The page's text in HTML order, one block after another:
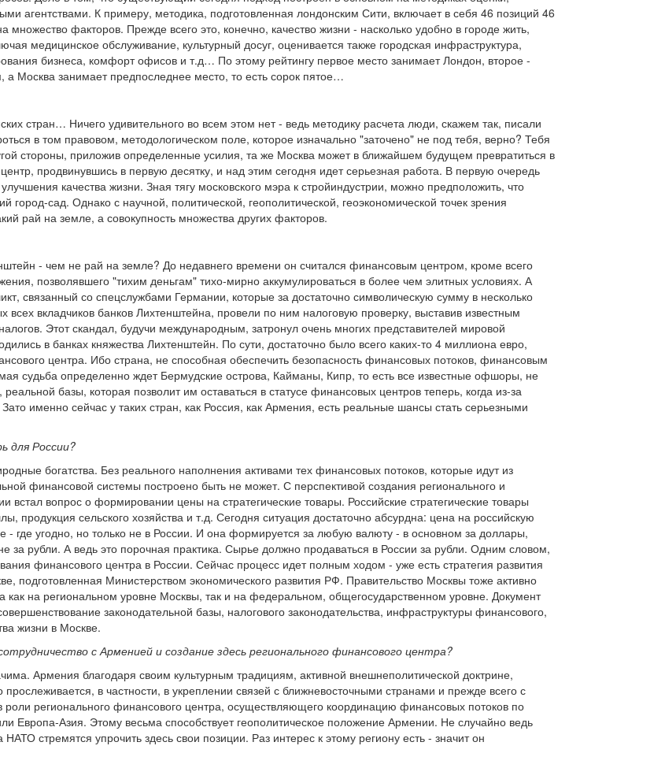
агентствами. К примеру, методика, подготовленная лондонским Сити, включает в себя 46 позиций 46
множество факторов. Прежде всего это, конечно, качество жизни - насколько удобно в городе жить,
медицинское обслуживание, культурный досуг, оценивается также городская инфраструктура,
бизнеса, комфорт офисов и т.д… По этому рейтингу первое место занимает Лондон, второе -
Москва занимает предпоследнее место, то есть сорок пятое…
стран… Ничего удивительного во всем этом нет - ведь методику расчета люди, скажем так, писали
в том правовом, методологическом поле, которое изначально "заточено" не под тебя, верно? Тебя
стороны, приложив определенные усилия, та же Москва может в ближайшем будущем превратиться в
продвинувшись в первую десятку, и над этим сегодня идет серьезная работа. В первую очередь
качества жизни. Зная тягу московского мэра к стройиндустрии, можно предположить, что
город-сад. Однако с научной, политической, геополитической, геоэкономической точек зрения
рай на земле, а совокупность множества других факторов.
- чем не рай на земле? До недавнего времени он считался финансовым центром, кроме всего
позволявшего "тихим деньгам" тихо-мирно аккумулироваться в более чем элитных условиях. А
связанный со спецслужбами Германии, которые за достаточно символическую сумму в несколько
всех вкладчиков банков Лихтенштейна, провели по ним налоговую проверку, выставив известным
Этот скандал, будучи международным, затронул очень многих представителей мировой
в банках княжества Лихтенштейн. По сути, достаточно было всего каких-то 4 миллиона евро,
центра. Ибо страна, не способная обеспечить безопасность финансовых потоков, финансовым
судьба определенно ждет Бермудские острова, Кайманы, Кипр, то есть все известные офшоры, не
базы, которая позволит им оставаться в статусе финансовых центров теперь, когда из-за
именно сейчас у таких стран, как Россия, как Армения, есть реальные шансы стать серьезными
для России?
богатства. Без реального наполнения активами тех финансовых потоков, которые идут из
финансовой системы построено быть не может. С перспективой создания регионального и
встал вопрос о формировании цены на стратегические товары. Российские стратегические товары
продукция сельского хозяйства и т.д. Сегодня ситуация достаточно абсурдна: цена на российскую
где угодно, но только не в России. И она формируется за любую валюту - в основном за доллары,
за рубли. А ведь это порочная практика. Сырье должно продаваться в России за рубли. Одним словом,
финансового центра в России. Сейчас процесс идет полным ходом - уже есть стратегия развития
подготовленная Министерством экономического развития РФ. Правительство Москвы тоже активно
как на региональном уровне Москвы, так и на федеральном, общегосударственном уровне. Документ
законодательной базы, налогового законодательства, инфраструктуры финансового,
жизни в Москве.
с Арменией и создание здесь регионального финансового центра?
Армения благодаря своим культурным традициям, активной внешнеполитической доктрине,
прослеживается, в частности, в укреплении связей с ближневосточными странами и прежде всего с
регионального финансового центра, осуществляющего координацию финансовых потоков по
Европа-Азия. Этому весьма способствует геополитическое положение Армении. Не случайно ведь
стремятся упрочить здесь свои позиции. Раз интерес к этому региону есть - значит он